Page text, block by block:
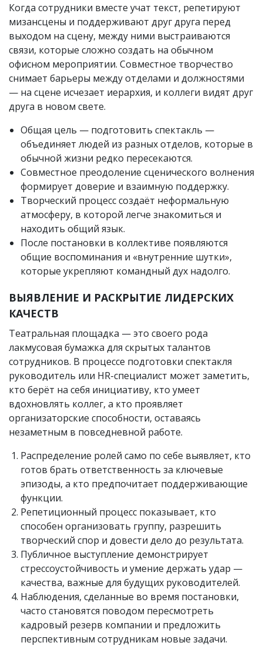
Когда сотрудники вместе учат текст, репетируют
мизансцены и поддерживают друг друга перед
выходом на сцену, между ними выстраиваются
связи, которые сложно создать на обычном
офисном мероприятии. Совместное творчество
снимает барьеры между отделами и должностями
— на сцене исчезает иерархия, и коллеги видят друг
друга в новом свете.
Общая цель — подготовить спектакль —
объединяет людей из разных отделов, которые в
обычной жизни редко пересекаются.
Совместное преодоление сценического волнения
формирует доверие и взаимную поддержку.
Творческий процесс создаёт неформальную
атмосферу, в которой легче знакомиться и
находить общий язык.
После постановки в коллективе появляются
общие воспоминания и «внутренние шутки»,
которые укрепляют командный дух надолго.
ВЫЯВЛЕНИЕ И РАСКРЫТИЕ ЛИДЕРСКИХ
КАЧЕСТВ
Театральная площадка — это своего рода
лакмусовая бумажка для скрытых талантов
сотрудников. В процессе подготовки спектакля
руководитель или HR-специалист может заметить,
кто берёт на себя инициативу, кто умеет
вдохновлять коллег, а кто проявляет
организаторские способности, оставаясь
незаметным в повседневной работе.
Распределение ролей само по себе выявляет, кто
готов брать ответственность за ключевые
эпизоды, а кто предпочитает поддерживающие
функции.
Репетиционный процесс показывает, кто
способен организовать группу, разрешить
творческий спор и довести дело до результата.
Публичное выступление демонстрирует
стрессоустойчивость и умение держать удар —
качества, важные для будущих руководителей.
Наблюдения, сделанные во время постановки,
часто становятся поводом пересмотреть
кадровый резерв компании и предложить
перспективным сотрудникам новые задачи.